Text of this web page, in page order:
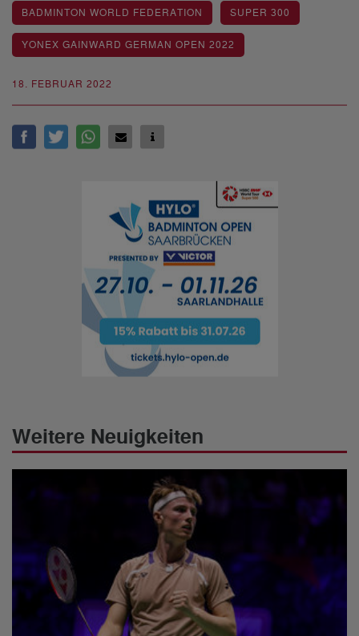
18. FEBRUAR 2022
BADMINTON WORLD FEDERATION SUPER 300
YONEX GAINWARD GERMAN OPEN 2022
Weitere Neuigkeiten